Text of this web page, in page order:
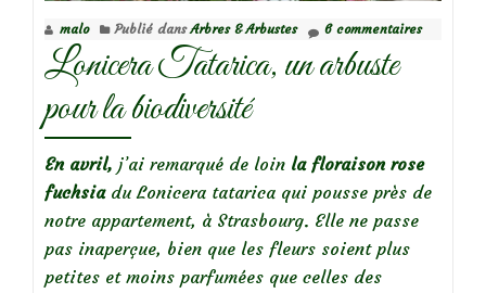
malo Publié dansArbres & Arbustes 6 commentaires
Lonicera Tatarica, un arbuste
pour la biodiversité
En avril, j’ai remarqué de loin la floraison rose
fuchsiadu Lonicera tatarica qui pousse près de
notre appartement, à Strasbourg. Elle ne passe
pas inaperçue, bien que les fleurs soient plus
petites et moins parfumées que celles des